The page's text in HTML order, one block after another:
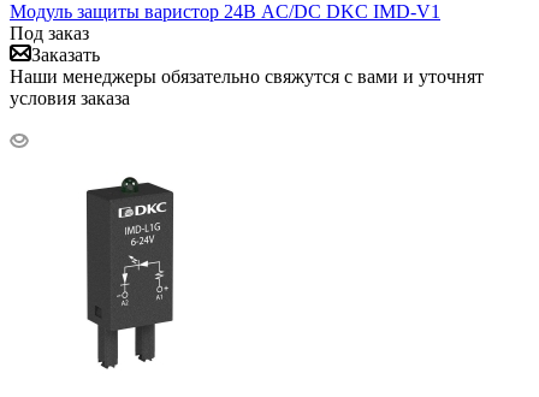
Модуль защиты варистор 24В AC/DC DKC IMD-V1
Под заказ
Заказать
Наши менеджеры обязательно свяжутся с вами и уточнят
условия заказа